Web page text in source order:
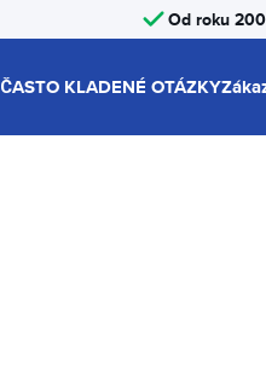
Od roku
ČASTO KLADENÉ OTÁZKY